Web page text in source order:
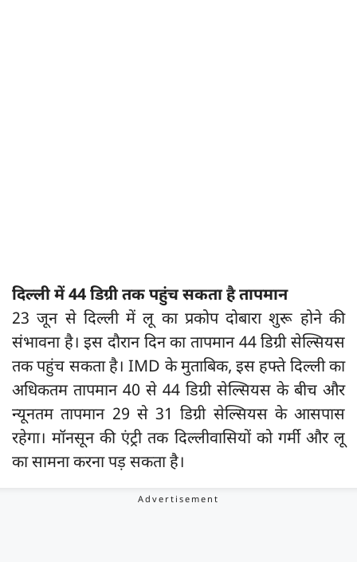
दिल्ली में 44 डिग्री तक पहुंच सकता है तापमान
23 जून से दिल्ली में लू का प्रकोप दोबारा शुरू होने की
संभावना है। इस दौरान दिन का तापमान 44 डिग्री सेल्सियस
तक पहुंच सकता है। IMD के मुताबिक, इस हफ्ते दिल्ली का
अधिकतम तापमान 40 से 44 डिग्री सेल्सियस के बीच और
न्यूनतम तापमान 29 से 31 डिग्री सेल्सियस के आसपास
रहेगा। मॉनसून की एंट्री तक दिल्लीवासियों को गर्मी और लू
का सामना करना पड़ सकता है।